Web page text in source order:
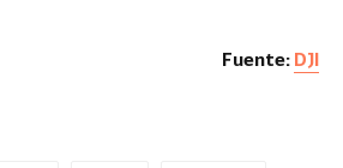
Fuente:DJI